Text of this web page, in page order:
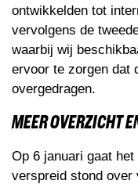
ontwikkelden tot
vervolgens de
waarbij wij
ervoor te zorgen dat
overgedragen.
MEER OVERZICHT
Op 6 januari gaat
verspreid stond over